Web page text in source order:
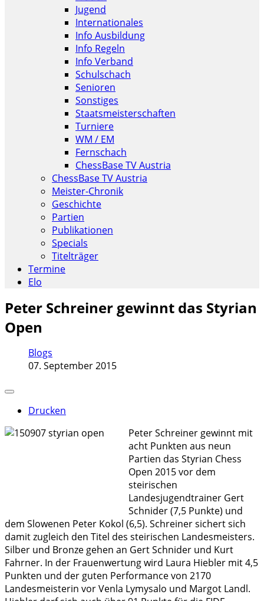
Jugend
Internationales
Info Ausbildung
Info Regeln
Info Verband
Schulschach
Senioren
Sonstiges
Staatsmeisterschaften
Turniere
WM / EM
Fernschach
ChessBase TV Austria
ChessBase TV Austria
Meister-Chronik
Geschichte
Partien
Publikationen
Specials
Titelträger
Termine
Elo
Peter Schreiner gewinnt das Styrian
Open
Blogs
07. September 2015
Drucken
Peter Schreiner gewinnt mit
acht Punkten aus neun
Partien das Styrian Chess
Open 2015 vor dem
steirischen
Landesjugendtrainer Gert
Schnider (7,5 Punkte) und
dem Slowenen Peter Kokol (6,5). Schreiner sichert sich
damit zugleich den Titel des steirischen Landesmeisters.
Silber und Bronze gehen an Gert Schnider und Kurt
Fahrner. In der Frauenwertung wird Laura Hiebler mit 4,5
Punkten und der guten Performance von 2170
Landesmeisterin vor Venla Lymysalo und Margot Landl.